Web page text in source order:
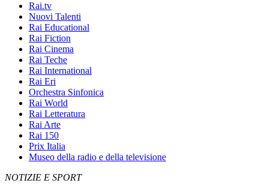
Rai.tv
Nuovi Talenti
Rai Educational
Rai Fiction
Rai Cinema
Rai Teche
Rai International
Rai Eri
Orchestra Sinfonica
Rai World
Rai Letteratura
Rai Arte
Rai 150
Prix Italia
Museo della radio e della televisione
NOTIZIE E SPORT